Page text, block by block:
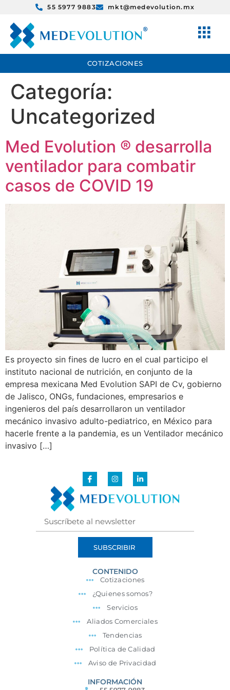
55 5977 9883 mkt@medevolution.mx
COTIZACIONES
Categoría:
Uncategorized
Med Evolution ®️ desarrolla
ventilador para combatir
casos de COVID 19
Es proyecto sin fines de lucro en el cual participo el
instituto nacional de nutrición, en conjunto de la
empresa mexicana Med Evolution SAPI de Cv, gobierno
de Jalisco, ONGs, fundaciones, empresarios e
ingenieros del país desarrollaron un ventilador
mecánico invasivo adulto-pediatrico, en México para
hacerle frente a la pandemia, es un Ventilador mecánico
invasivo […]
SUBSCRIBIR
CONTENIDO
Cotizaciones
¿Quienes somos?
Servicios
Aliados Comerciales
Tendencias
Política de Calidad
Aviso de Privacidad
INFORMACIÓN